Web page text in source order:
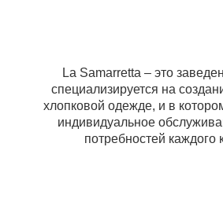
La Samarretta – это
специализируется на
хлопковой одежде, и в
индивидуальное
потребностей каждого